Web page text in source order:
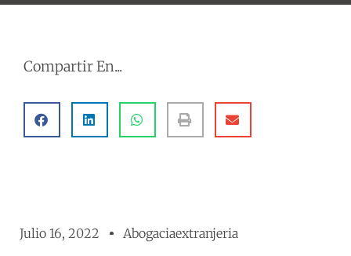
Compartir En...
Julio 16, 2022 Abogaciaextranjeria